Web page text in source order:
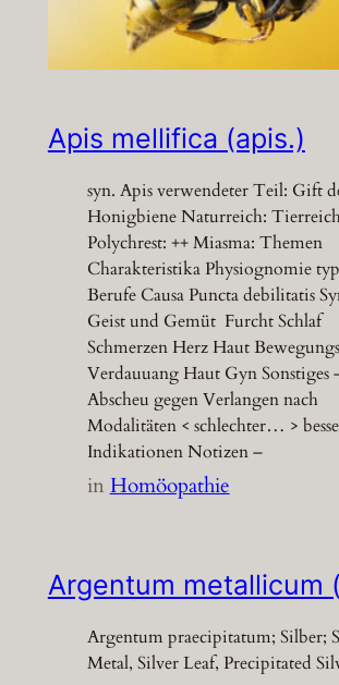
Apis mellifica (apis.)
syn. Apis verwendeter Teil: Gift
Honigbiene Naturreich:
Polychrest: ++ Miasma: Themen
Charakteristika Physiognomie
Berufe Causa Puncta debilitatis
Geist und Gemüt Furcht Schlaf
Schmerzen Herz Haut
Verdauuang Haut Gyn Sonstiges
Abscheu gegen Verlangen nach
Modalitäten < schlechter… >
Indikationen Notizen –
inHomöopathie
Argentum metallicum
Argentum praecipitatum; Silber;
Metal, Silver Leaf, Precipitated